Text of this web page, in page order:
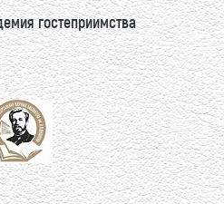
гостеприимства